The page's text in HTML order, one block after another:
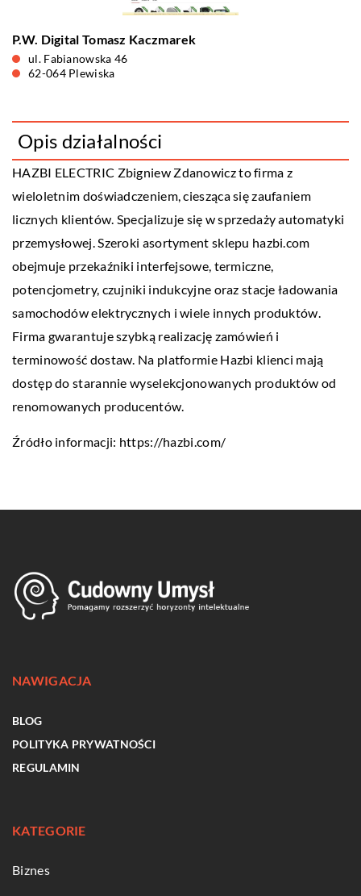
P.W. Digital Tomasz Kaczmarek
ul. Fabianowska 46
62-064 Plewiska
Opis działalności
HAZBI ELECTRIC Zbigniew Zdanowicz to firma z
wieloletnim doświadczeniem, ciesząca się zaufaniem
licznych klientów. Specjalizuje się w sprzedaży automatyki
przemysłowej. Szeroki asortyment sklepu hazbi.com
obejmuje przekaźniki interfejsowe, termiczne,
potencjometry, czujniki indukcyjne oraz stacje ładowania
samochodów elektrycznych i wiele innych produktów.
Firma gwarantuje szybką realizację zamówień i
terminowość dostaw. Na platformie Hazbi klienci mają
dostęp do starannie wyselekcjonowanych produktów od
renomowanych producentów.
Źródło informacji: https://hazbi.com/
NAWIGACJA
BLOG
POLITYKA PRYWATNOŚCI
REGULAMIN
KATEGORIE
Biznes